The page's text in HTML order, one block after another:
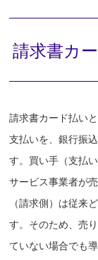
請求書カ
請求書カード払い
支払いを、銀行振
す。買い手（支払
サービス事業者が
（請求側）は従来
す。そのため、売
ていない場合でも